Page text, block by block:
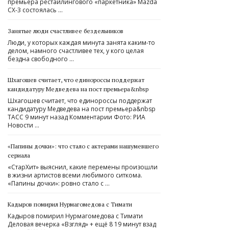
премьера рестайлингового «паркетника» Mazda
CX-3 состоялась …
Занятые люди счастливее бездельников
Люди, у которых каждая минута занята каким-то
делом, намного счастливее тех, у кого целая
бездна свободного …
Шхагошев считает, что единороссы поддержат
кандидатуру Медведева на пост премьера&nbsp
Шхагошев считает, что единороссы поддержат
кандидатуру Медведева на пост премьера&nbsp
ТАСС 9 минут назад Комментарии Фото: РИА
Новости …
«Папины дочки»: что стало с актерами нашумевшего
сериала
«СтарХит» выяснил, какие перемены произошли
в жизни артистов всеми любимого ситкома.
«Папины дочки»: ровно стало с …
Кадыров помирил Нурмагомедова с Тимати
Кадыров помирил Нурмагомедова с Тимати
Деловая вечерка «Взгляд» + ещё 8 19 минут взад